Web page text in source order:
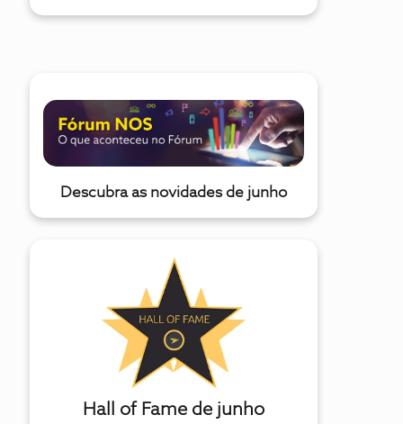
Descubra as novidades de junho
Hall of Fame de junho